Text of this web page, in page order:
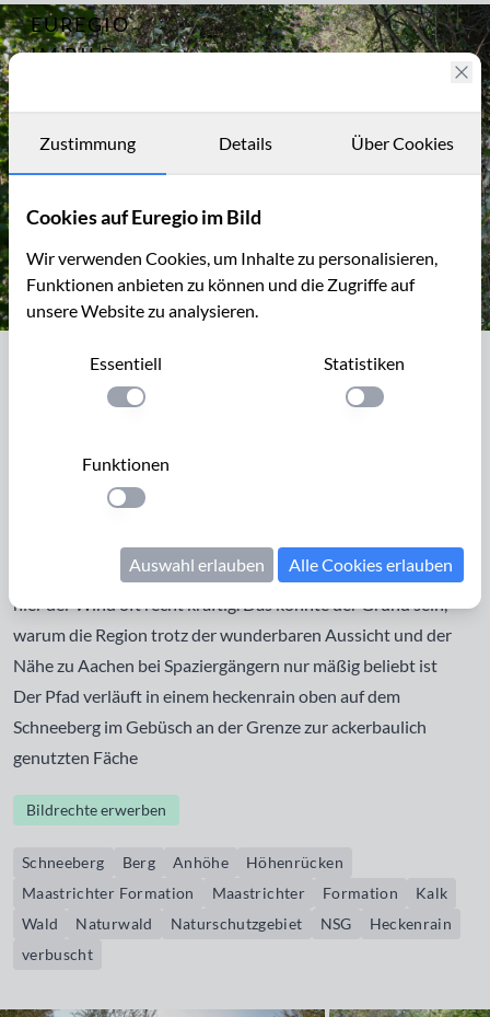
EUREGIO
IM BILD
Archiv
Kontakt
Archiv 2256
Heckenrain mit Pfad im
Naturschutzgebiet Schneeberg
mit Kalkuntergrund (Maastrichter Formation) erstreckt sich
von Südost nach Nordwest, parallel zum Tal des
Senserbachs. Auch wenn der Berg nicht sehr hoch ist, weht
hier der Wind oft recht kräftig. Das könnte der Grund sein,
warum die Region trotz der wunderbaren Aussicht und der
Nähe zu Aachen bei Spaziergängern nur mäßig beliebt ist
Der Pfad verläuft in einem heckenrain oben auf dem
Schneeberg im Gebüsch an der Grenze zur ackerbaulich
genutzten Fäche
Bildrechte erwerben
Schneeberg Berg Anhöhe
Höhenrücken
Maastrichter Formation
Maastrichter Formation
Kalk
Wald
Naturwald Naturschutzgebiet NSG
Heckenrain
verbuscht
Zustimmung Details Über Cookies
Cookies auf Euregio im Bild
Wir verwenden Cookies, um Inhalte zu personalisieren,
Funktionen anbieten zu können und die Zugriffe auf
unsere Website zu analysieren.
Essentiell
Einstellung anwenden
Statistiken
Einstellung
Funktionen
Einstellung anwenden
Auswahl erlauben Alle Cookies erlauben